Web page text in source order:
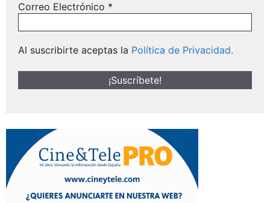
Correo Electrónico *
Al suscribirte aceptas la Política de Privacidad.